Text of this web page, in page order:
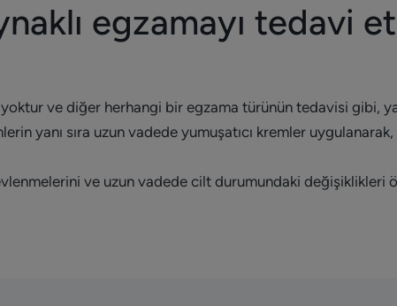
egzamayı tedavi
ve diğer herhangi bir egzama türünün tedavisi gibi,
yanı sıra uzun vadede yumuşatıcı kremler
ve uzun vadede cilt durumundaki değişiklikleri